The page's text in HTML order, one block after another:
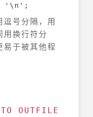
'\n';
号分隔，用
用换行符分
易于被其他程
OUTFILE